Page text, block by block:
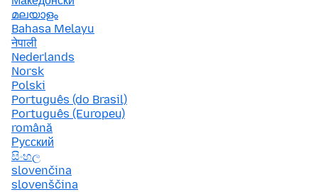
മലയാളം
Bahasa Melayu
नेपाली
Nederlands
Norsk
Polski
Português (do Brasil)
Português (Europeu)
română
Русский
සිංහල
slovenčina
slovenščina